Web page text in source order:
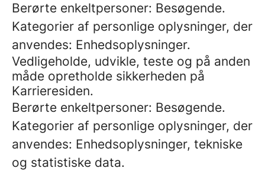
Berørte enkeltpersoner: Besøgende.
Kategorier af personlige oplysninger, der
anvendes: Enhedsoplysninger.
Vedligeholde, udvikle, teste og på anden
måde opretholde sikkerheden på
Karrieresiden.
Berørte enkeltpersoner: Besøgende.
Kategorier af personlige oplysninger, der
anvendes: Enhedsoplysninger, tekniske
og statistiske data.